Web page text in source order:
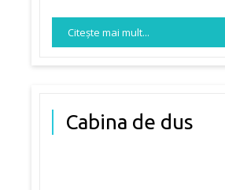
Citeşte mai mult...
Cabina de dus